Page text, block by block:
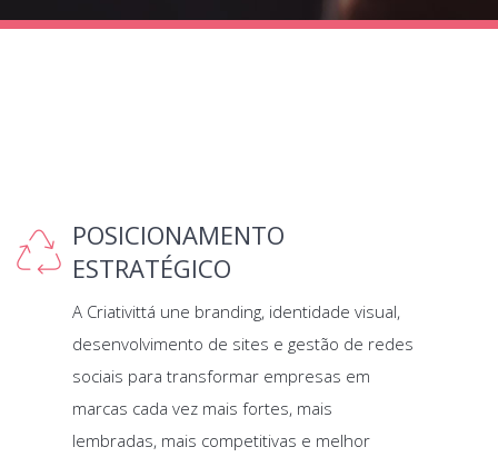
POSICIONAMENTO
ESTRATÉGICO
A Criativittá une branding, identidade visual,
desenvolvimento de sites e gestão de redes
sociais para transformar empresas em
marcas cada vez mais fortes, mais
lembradas, mais competitivas e melhor